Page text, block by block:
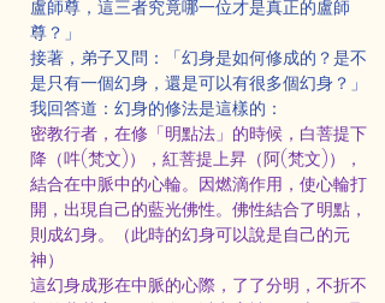
盧師尊，這三者究竟哪一位才是真正的盧師
尊？」
接著，弟子又問：「幻身是如何修成的？是不
是只有一個幻身，還是可以有很多個幻身？」
我回答道：幻身的修法是這樣的：
密教行者，在修「明點法」的時候，白菩提下
降（吽(梵文)），紅菩提上昇（阿(梵文)），
結合在中脈中的心輪。因燃滴作用，使心輪打
開，出現自己的藍光佛性。佛性結合了明點，
則成幻身。（此時的幻身可以說是自己的元
神）
這幻身成形在中脈的心際，了了分明，不折不